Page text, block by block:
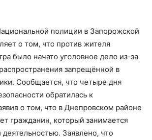
полиции в Запорожской
о том, что против жителя
было начато уголовное дело из-за
запрещённой в
Сообщается, что четыре дня
обратилась к
о том, что в Днепровском районе
гражданин, который занимается
деятельностью. Заявлено, что